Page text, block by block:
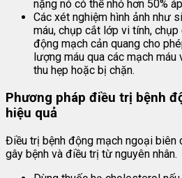
nặng nó có thể nhỏ hơn 50%
Các xét nghiệm hình ảnh như
máu, chụp cắt lớp vi tính,
động mạch cản quang cho
lượng máu qua các mạch
thu hẹp hoặc bị chặn.
Phương pháp điều trị bệnh
hiệu quả
Điều trị bệnh động mạch ngoại biên
gây bệnh và điều trị từ nguyên nhân.